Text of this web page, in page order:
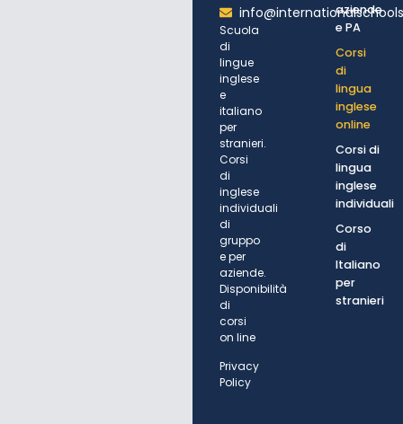
Scuola
di
lingue
inglese
e
italiano
per
stranieri.
Corsi
di
inglese
individuali
di
gruppo
e per
aziende.
Disponibilità
di
corsi
on line
Privacy
Policy
aziende
e PA
Corsi
di
lingua
inglese
online
Corsi di
lingua
inglese
individuali
Corso
di
Italiano
per
stranieri